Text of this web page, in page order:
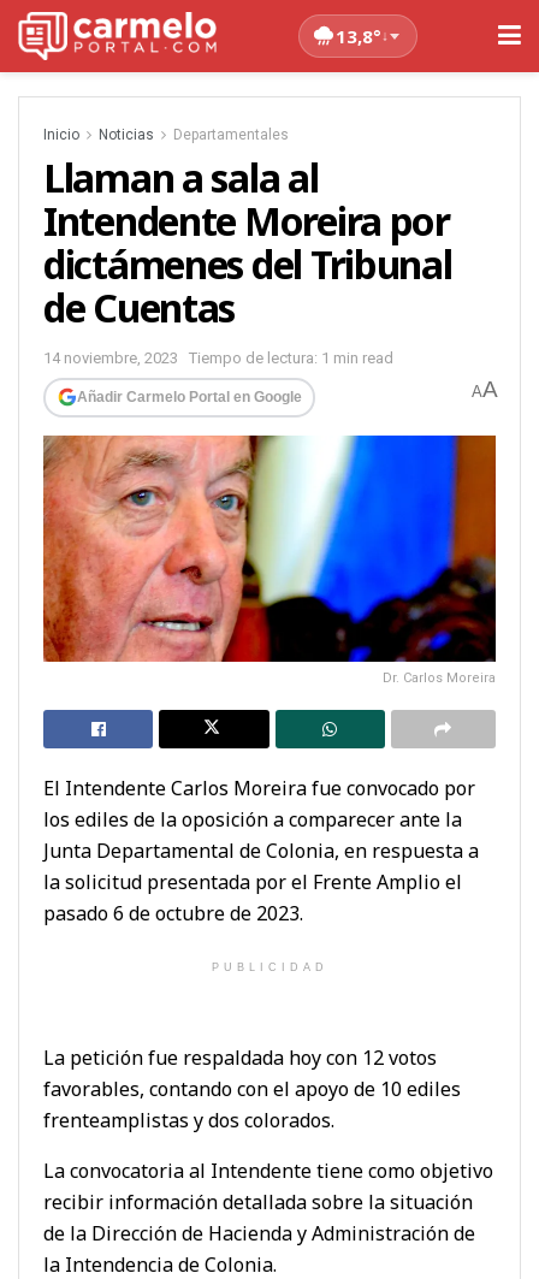
13,8°↓
Inicio Noticias Departamentales
Llaman a sala al
Intendente Moreira por
dictámenes del Tribunal
de Cuentas
14 noviembre, 2023 Tiempo de lectura: 1 min read
Añadir Carmelo Portal en Google AA
Dr. Carlos Moreira
El Intendente Carlos Moreira fue convocado por
los ediles de la oposición a comparecer ante la
Junta Departamental de Colonia, en respuesta a
la solicitud presentada por el Frente Amplio el
pasado 6 de octubre de 2023.
PUBLICIDAD
La petición fue respaldada hoy con 12 votos
favorables, contando con el apoyo de 10 ediles
frenteamplistas y dos colorados.
La convocatoria al Intendente tiene como objetivo
recibir información detallada sobre la situación
de la Dirección de Hacienda y Administración de
la Intendencia de Colonia.